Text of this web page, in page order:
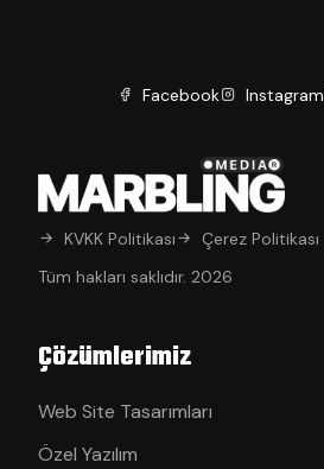
Facebook Instagram
KVKK Politikası
Çerez Politikası
Tüm hakları saklıdır. 2026
Çözümlerimiz
Web Site Tasarımları
Özel Yazılım